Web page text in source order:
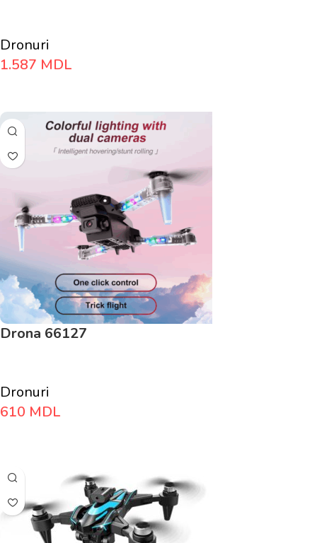
Dronuri
1.587 MDL
Drona 66127
Dronuri
610 MDL